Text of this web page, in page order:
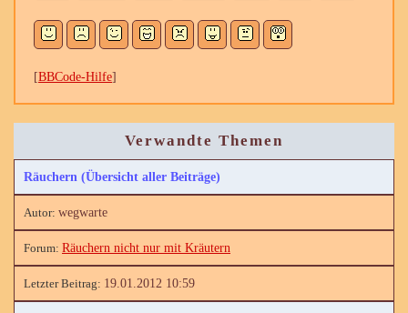
[BBCode-Hilfe]
Verwandte Themen
Räuchern (Übersicht aller Beiträge)
wegwarte
Räuchern nicht nur mit Kräutern
19.01.2012 10:59